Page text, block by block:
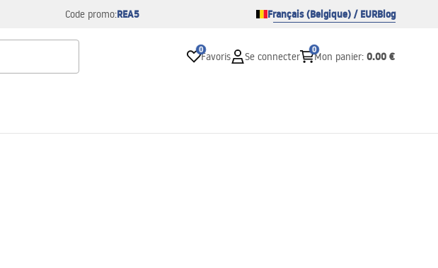
Code promo:REA5 Français (Belgique) / EURBlog
0
Favoris Se connecter
0
Mon panier: 0.00 €